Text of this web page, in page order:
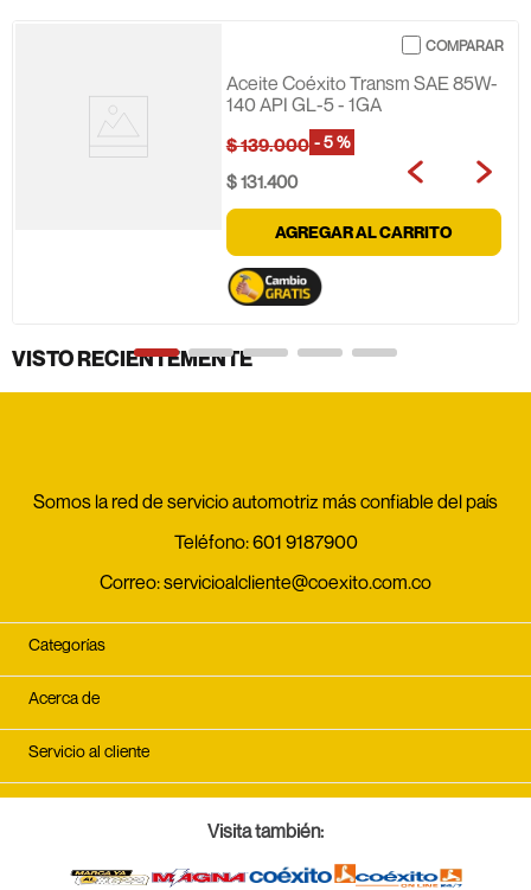
Aceite Coéxito Transm SAE 85W-
140 API GL-5 - 1GA
$139.000
$131.400
-5 %
AGREGAR AL CARRITO
VISTO RECIENTEMENTE
Somos la red de servicio automotriz más confiable del país
Teléfono:601 9187900
Correo:servicioalcliente@coexito.com.co
Categorías
Acerca de
Servicio al cliente
Visita también: